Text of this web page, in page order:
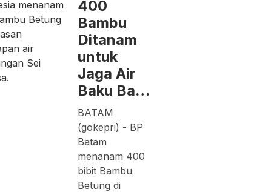
400
Bambu
Ditanam
untuk
Jaga Air
Baku Ba…
BATAM
(gokepri) - BP
Batam
menanam 400
bibit Bambu
Betung di